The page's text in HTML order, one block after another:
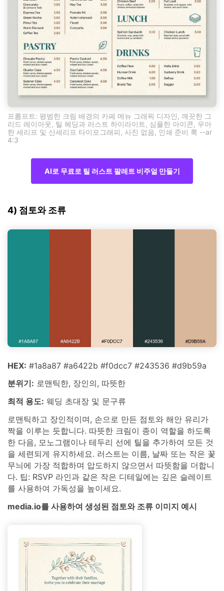
프롬프트: 평범한 크림 배경의 카페 메뉴 그래픽 디자인, 깨끗한 그
리드 레이아웃, 틸 헤딩과 러스트 하이라이트, 심플한 아이콘, 우아
한 세리프 및 산세리프 타이포그래피, 사진 없음, 인쇄 준비 룩 --ar
4:3
AI로 무료로 틸 러스트 팔레트 비주얼 만들기
4) 점토와 조류
HEX: #1a8a87 #a6422b #f0dcc7 #243536 #d9b59a
분위기: 로맨틱한, 장인의, 따뜻한
최적 용도: 웨딩 초대장 및 문구류
로맨틱하고 장인적이며, 손으로 만든 점토와 해안 유리가
짝을 이루는 듯합니다. 따뜻한 크림이 종이 역할을 하도록
한 다음, 모노그램이나 테두리 선에 틸을 추가하여 모든 것
을 세련되게 유지하세요. 러스트는 이름, 날짜 또는 작은 꽃
무늬에 가장 적합하며 압도하지 않으면서 따뜻함을 더합니
다. 팁: RSVP 라인과 같은 작은 디테일에는 깊은 슬레이트
를 사용하여 가독성을 높이세요.
media.io를 사용하여 생성된 점토와 조류 이미지 예시